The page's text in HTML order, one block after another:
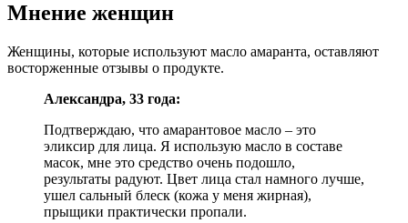
Мнение женщин
Женщины, которые используют масло амаранта, оставляют
восторженные отзывы о продукте.
Александра, 33 года:
Подтверждаю, что амарантовое масло – это
эликсир для лица. Я использую масло в составе
масок, мне это средство очень подошло,
результаты радуют. Цвет лица стал намного лучше,
ушел сальный блеск (кожа у меня жирная),
прыщики практически пропали.